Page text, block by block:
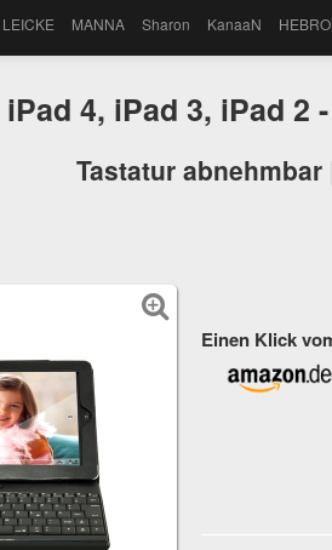
LEICKE MANNA Sharon KanaaN
4, iPad 3, iPad
Tastatur
Einen Klick